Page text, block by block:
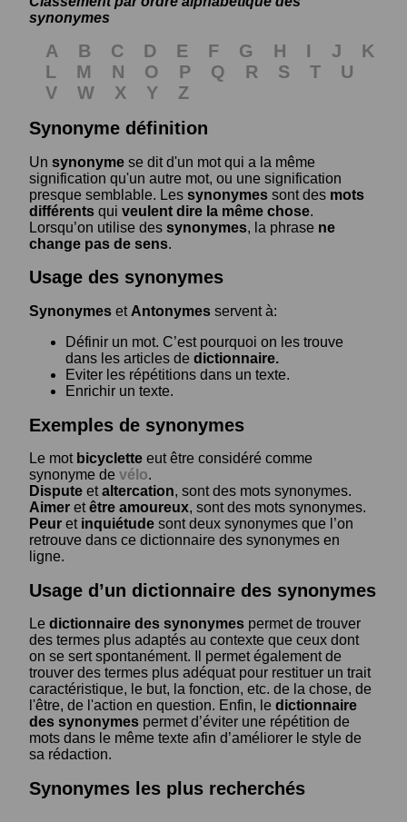
synonymes
A B C D E F G H I J
K
L
M N O P Q R S T
U
V
W X Y
Z
Synonyme définition
Un synonyme se dit d'un mot qui a la même
signification qu'un autre mot, ou une signification
presque semblable. Les synonymes sont des mots
différents qui veulent dire la même chose.
Lorsqu’on utilise des synonymes, la phrase ne
change pas de sens.
Usage des synonymes
Synonymes et Antonymes servent à:
Définir un mot. C’est pourquoi on les trouve
dans les articles de dictionnaire.
Eviter les répétitions dans un texte.
Enrichir un texte.
Exemples de synonymes
Le mot bicyclette eut être considéré comme
synonyme de vélo.
Dispute etaltercation, sont des mots synonymes.
Aimer etêtre amoureux, sont des mots synonymes.
Peur et inquiétude sont deux synonymes que l’on
retrouve dans ce dictionnaire des synonymes en
ligne.
Usage d’un dictionnaire des synonymes
Le dictionnaire des synonymes permet de trouver
des termes plus adaptés au contexte que ceux dont
on se sert spontanément. Il permet également de
trouver des termes plus adéquat pour restituer un trait
caractéristique, le but, la fonction, etc. de la chose, de
l'être, de l'action en question. Enfin, le dictionnaire
des synonymes permet d’éviter une répétition de
mots dans le même texte afin d’améliorer le style de
sa rédaction.
Synonymes les plus recherchés